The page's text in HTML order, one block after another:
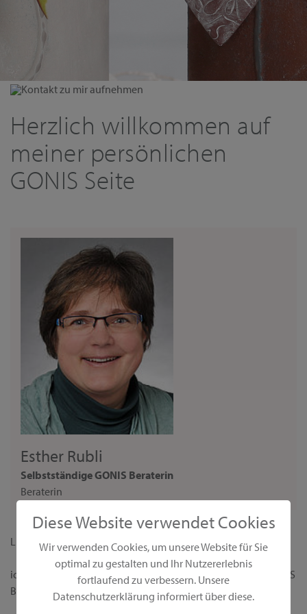
Diese Website verwendet Cookies
Wir verwenden Cookies, um unsere Website für Sie
optimal zu gestalten und Ihr Nutzererlebnis
fortlaufend zu verbessern. Unsere
Datenschutzerklärung informiert über diese.
Kontakt zu mir aufnehmen
Herzlich willkommen auf
meiner persönlichen
GONIS Seite
Esther Rubli
Selbstständige GONIS Beraterin
Beraterin
Liebe Interessentin,
ich begrüße dich ganz herzlich auf meiner persönlichen GONIS
Beraterseite!